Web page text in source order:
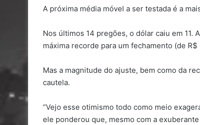
A próxima média móvel a ser testada é a
Nos últimos 14 pregões, o dólar caiu em 11.
máxima recorde para um fechamento (de
Mas a magnitude do ajuste, bem como da
cautela.
“Vejo esse otimismo todo como meio
ele ponderou que, mesmo com a